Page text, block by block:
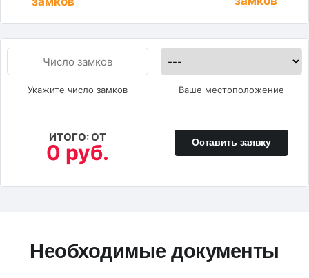
Укажите число замков Ваше местоположение
ИТОГО: ОТ
0 руб. Оставить заявку
Необходимые документы